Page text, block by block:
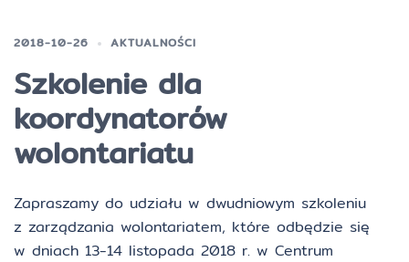
2018-10-26 AKTUALNOŚCI
Szkolenie dla
koordynatorów
wolontariatu
Zapraszamy do udziału w dwudniowym szkoleniu
z zarządzania wolontariatem, które odbędzie się
w dniach 13-14 listopada 2018 r. w Centrum